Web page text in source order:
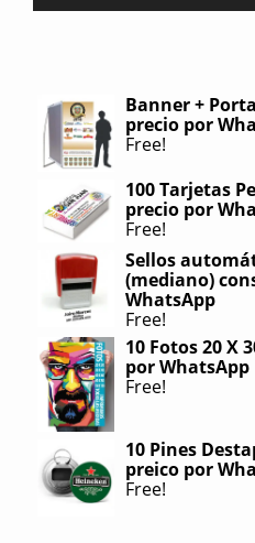
Banner +
precio por
Free!
100 Tarjetas
precio por
Free!
Sellos
(mediano)
WhatsApp
Free!
10 Fotos 20 X
por WhatsApp
Free!
10 Pines
preico por
Free!